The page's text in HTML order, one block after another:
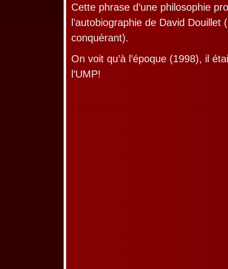
Cette phrase d’une philosophie
l’autobiographie de David Douillet
conquérant).
On voit qu’à l’époque (1998), il
l’UMP!